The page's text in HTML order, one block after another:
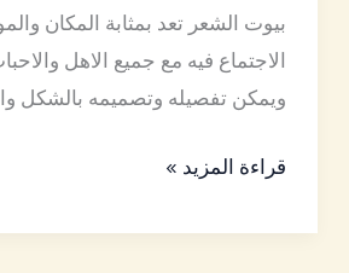
بيوت الشعر تعد بمثابة المكان
الاجتماع فيه مع جميع الاهل
ويمكن تفصيله وتصميمه بالشكل
قراءة المزيد »